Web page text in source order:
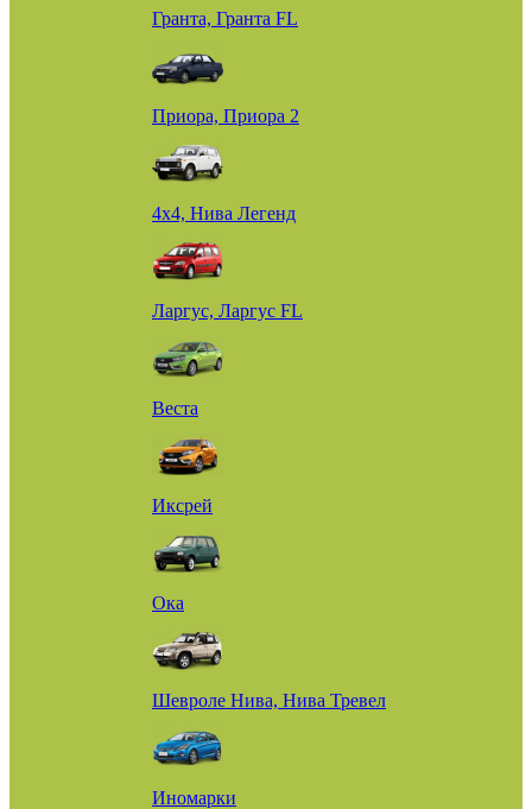
Гранта, Гранта FL
Приора, Приора 2
4х4, Нива Легенд
Ларгус, Ларгус FL
Веста
Иксрей
Ока
Шевроле Нива, Нива Тревел
Иномарки